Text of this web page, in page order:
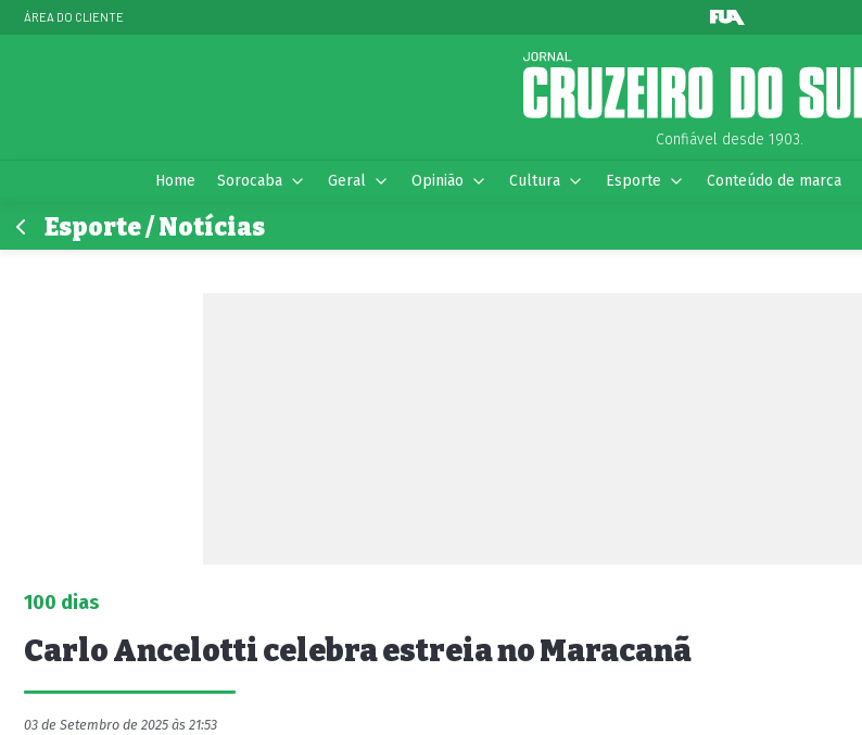
ÁREA DO CLIENTE
Confiável desde 1903.
Home Sorocaba Geral Opinião Cultura Esporte Conteúdo de marca
Esporte / Notícias
100 dias
Carlo Ancelotti celebra estreia no Maracanã
03 de Setembro de 2025 às 21:53